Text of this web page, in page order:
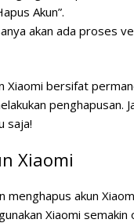
Akun”.
akan ada proses
bersifat
penghapusan.
saja!
Xiaomi
menghapus akun
Xiaomi semakin